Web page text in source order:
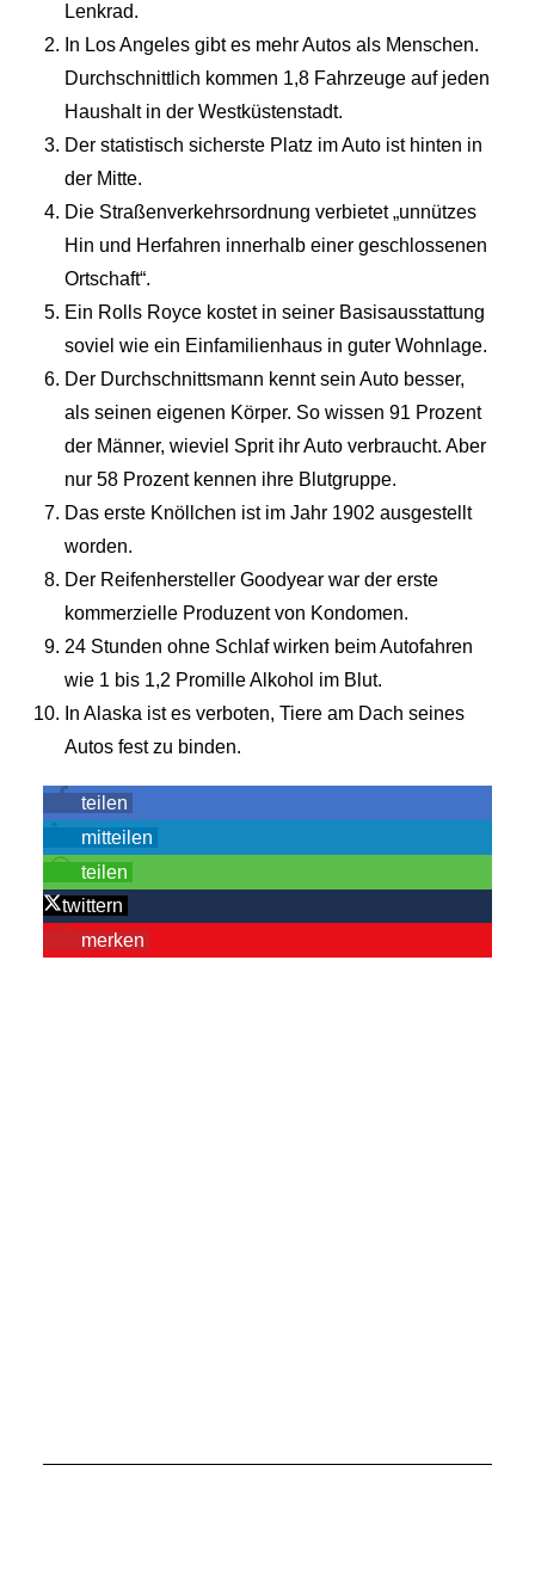
Lenkrad.
In Los Angeles gibt es mehr Autos als Menschen.
Durchschnittlich kommen 1,8 Fahrzeuge auf jeden
Haushalt in der Westküstenstadt.
Der statistisch sicherste Platz im Auto ist hinten in
der Mitte.
Die Straßenverkehrsordnung verbietet „unnützes
Hin und Herfahren innerhalb einer geschlossenen
Ortschaft“.
Ein Rolls Royce kostet in seiner Basisausstattung
soviel wie ein Einfamilienhaus in guter Wohnlage.
Der Durchschnittsmann kennt sein Auto besser,
als seinen eigenen Körper. So wissen 91 Prozent
der Männer, wieviel Sprit ihr Auto verbraucht. Aber
nur 58 Prozent kennen ihre Blutgruppe.
Das erste Knöllchen ist im Jahr 1902 ausgestellt
worden.
Der Reifenhersteller Goodyear war der erste
kommerzielle Produzent von Kondomen.
24 Stunden ohne Schlaf wirken beim Autofahren
wie 1 bis 1,2 Promille Alkohol im Blut.
In Alaska ist es verboten, Tiere am Dach seines
Autos fest zu binden.
teilen
mitteilen
teilen
twittern
merken